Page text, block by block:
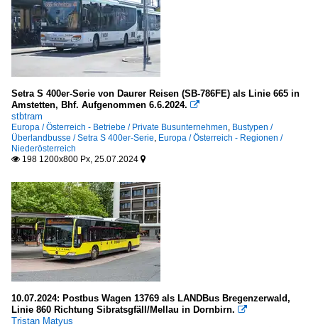
Setra S 400er-Serie von Daurer Reisen (SB-786FE) als Linie 665 in
Amstetten, Bhf. Aufgenommen 6.6.2024. 
stbtram
Europa / Österreich - Betriebe / Private Busunternehmen, Bustypen /
Überlandbusse / Setra S 400er-Serie, Europa / Österreich - Regionen /
Niederösterreich
 198 1200x800 Px, 25.07.2024 
10.07.2024: Postbus Wagen 13769 als LANDBus Bregenzerwald,
Linie 860 Richtung Sibratsgfäll/Mellau in Dornbirn. 
Tristan Matyus